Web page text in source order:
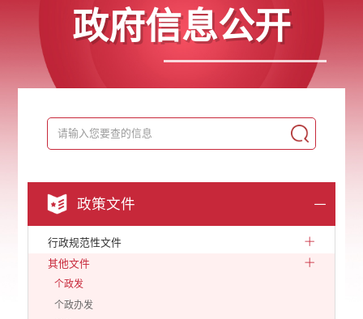
政府信息公开
政策文件
行政规范性文件
其他文件
个政发
个政办发